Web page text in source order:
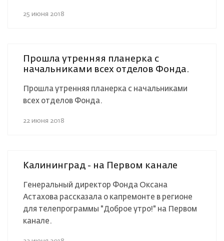
25 июня 2018
Прошла утренняя планерка с
начальниками всех отделов Фонда.
Прошла утренняя планерка с начальниками
всех отделов Фонда.
22 июня 2018
Калининград - на Первом канале
Генеральный директор Фонда Оксана
Астахова рассказала о капремонте в регионе
для телепрограммы "Доброе утро!" на Первом
канале.